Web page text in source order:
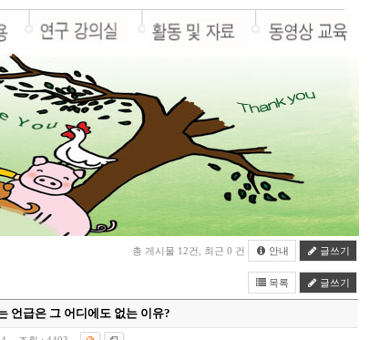
총 게시물 12건, 최근 0 건 안내 글쓰기
목록 글쓰기
언급은 그 어디에도 없는 이유?